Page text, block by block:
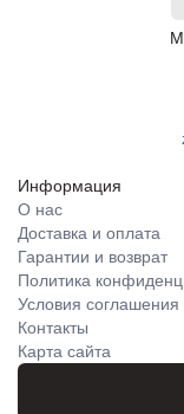
Информация
О нас
Доставка и оплата
Гарантии и возврат
Политика
Условия соглашения
Контакты
Карта сайта